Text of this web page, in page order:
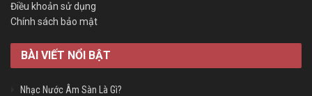
Điều khoản sử dụng
Chính sách bảo mật
BÀI VIẾT NỔI BẬT
Nhạc Nước Âm Sàn Là Gì?